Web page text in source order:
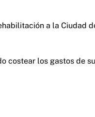
a la Ciudad
costear los gastos de su